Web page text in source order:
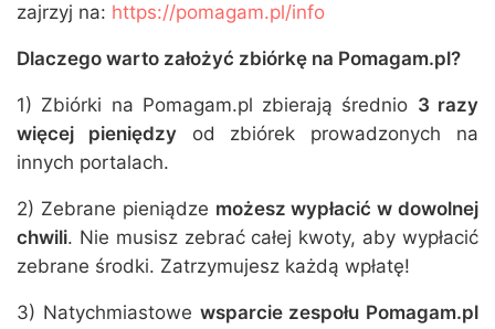
zajrzyj na: https://pomagam.pl/info
Dlaczego warto założyć zbiórkę na Pomagam.pl?
1) Zbiórki na Pomagam.pl zbierają średnio 3 razy
więcej pieniędzyod zbiórek prowadzonych na
innych portalach.
2) Zebrane pieniądze możesz wypłacić w dowolnej
chwili. Nie musisz zebrać całej kwoty, aby wypłacić
zebrane środki. Zatrzymujesz każdą wpłatę!
3) Natychmiastowe wsparcie zespołu Pomagam.pl